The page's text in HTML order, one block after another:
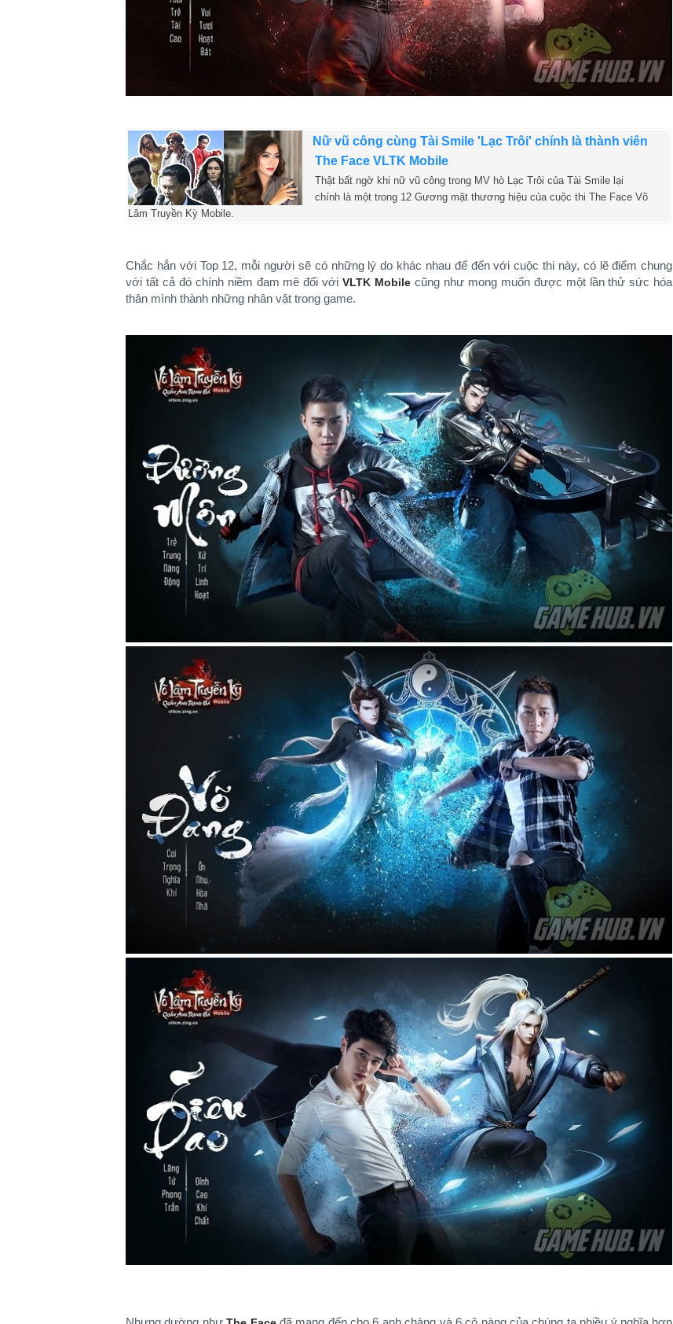
Nữ vũ công cùng Tài Smile 'Lạc Trôi' chính là thành viên
The Face VLTK Mobile
Thật bất ngờ khi nữ vũ công trong MV hò Lạc Trôi của Tài Smile lại
chính là một trong 12 Gương mặt thương hiệu của cuộc thi The Face Võ
Lâm Truyền Kỳ Mobile.
Chắc hẳn với Top 12, mỗi người sẽ có những lý do khác nhau để đến với cuộc thi này, có lẽ điểm chung
với tất cả đó chính niềm đam mê đối vớiVLTK Mobile cũng như mong muốn được một lần thử sức hóa
thân mình thành những nhân vật trong game.